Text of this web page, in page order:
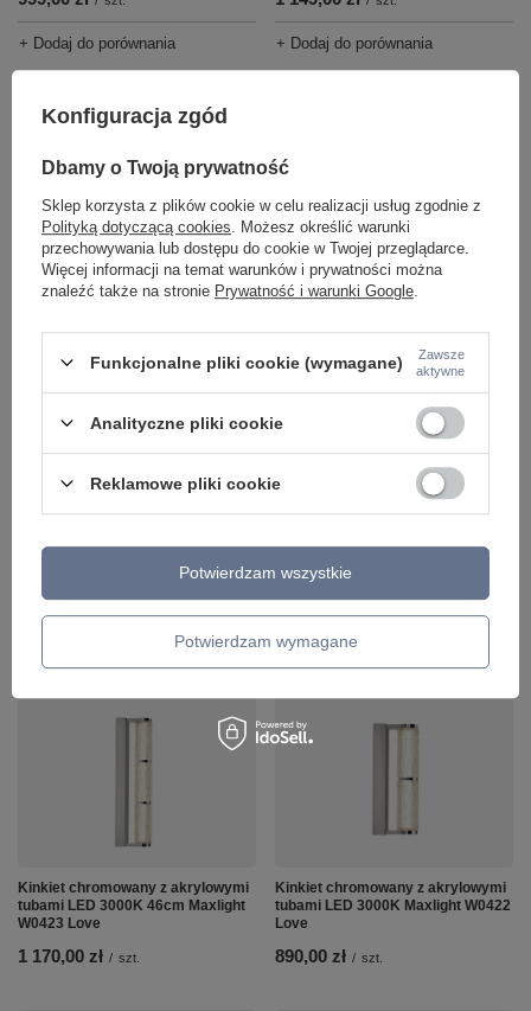
+ Dodaj do porównania
Ilość produktów
+ Dodaj do porównania
BONO BEIGE LAMPA WISZACA 1
M TK Lighting 10274
339,00 zł / szt.
Ilość produktów
CHWILOWO NIEDOSTĘPNY
BONO OCHRA LAMPA WISZACA 1
TK Lighting 10265
220,00 zł
+ Dodaj do porównania
Ilość produktów
Kinkiet chromowany z akrylowymi
tubami LED 3000K 46cm Maxlight
W0423 Love
1 170,00 zł / szt.
Kinkiet chromowany z akrylowymi
tubami LED 3000K Maxlight W0422
Love
890,00 zł / szt.
Konfiguracja zgód
Dbamy o Twoją prywatność
Sklep korzysta z plików cookie w celu realizacji usług zgodnie z
Polityką dotyczącą cookies . Możesz określić warunki
przechowywania lub dostępu do cookie w Twojej przeglądarce.
Więcej informacji na temat warunków i prywatności można
znaleźć także na stronie Prywatność i warunki Google
Funkcjonalne pliki cookie (wymagane)
Zawsze
aktywne
Analityczne pliki cookie
Reklamowe pliki cookie
Potwierdzam wymagane
Potwierdzam wszystkie